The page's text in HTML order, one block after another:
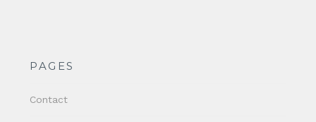
PAGES
Contact